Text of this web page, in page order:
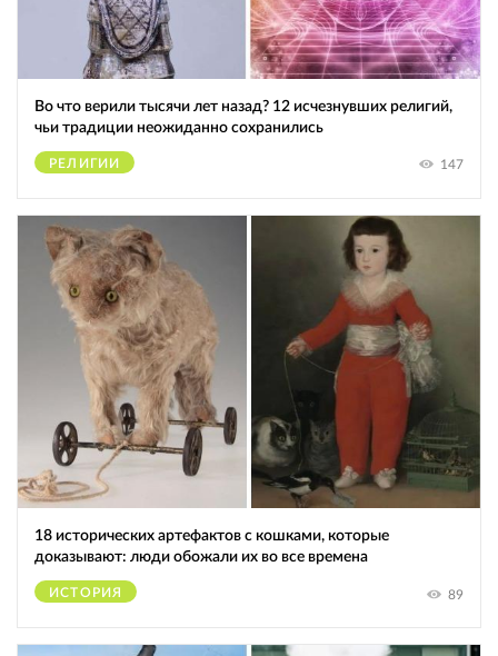
Во что верили тысячи лет назад? 12 исчезнувших религий,
чьи традиции неожиданно сохранились
РЕЛИГИИ 147
18 исторических артефактов с кошками, которые
доказывают: люди обожали их во все времена
ИСТОРИЯ 89